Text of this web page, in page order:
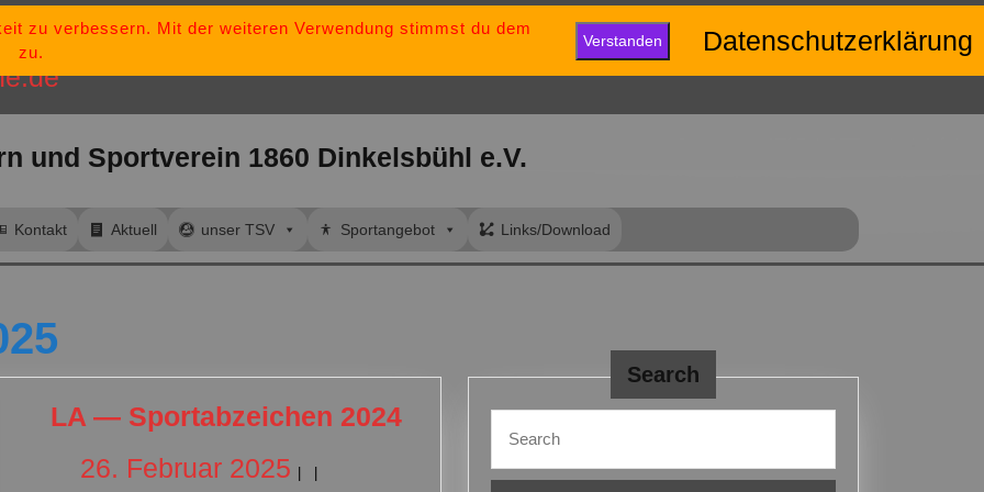
dinkelsbuehl@t-
„Bleib stark, bleib positiv und gib niemals auf.“
und Sportverein 1860 Dinkelsbühl e.V.
Kontakt Aktuell unser TSV Sportangebot Links/Download
LA — Sportabzeichen 2024LA
Sportabzeichen
26. Februar 2025 26.
Search
for:
zu verbessern. Mit der weiteren Verwendung stimmst du dem
zu.
Verstanden Datenschutzerklärung